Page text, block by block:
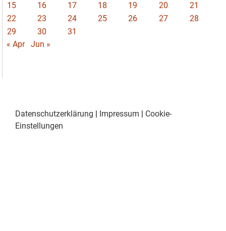
15
16 17 18 19 20
21
22
23 24 25 26 27
28
29
30
31
« Apr
Jun »
Datenschutzerklärung Impressum
Cookie-
Einstellungen